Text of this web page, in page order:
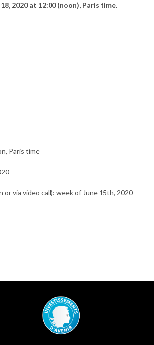
2020 at 12:00 (noon), Paris time.
Paris time
or via video call): week of June 15th, 2020